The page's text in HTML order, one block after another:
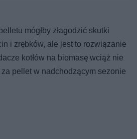
mógłby złagodzić skutki
i zrębków, ale jest to rozwiązanie
kotłów na biomasę wciąż nie
pellet w nadchodzącym sezonie